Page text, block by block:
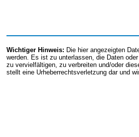
Wichtiger Hinweis: Die hier angezeigten
werden. Es ist zu unterlassen, die Daten
zu vervielfältigen, zu verbreiten und/oder
stellt eine Urheberrechtsverletzung dar und